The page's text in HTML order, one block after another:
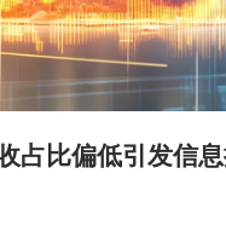
占比偏低引发信